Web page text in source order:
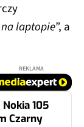
laptopie”, a
REKLAMA
105
Czarny